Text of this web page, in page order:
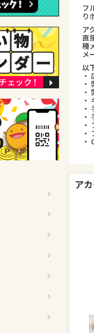
フ
り
ア
直
種
メ
以
・
・
・
・
・
・
・
・
・
ア